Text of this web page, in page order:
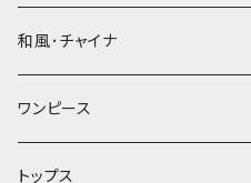
和風･チャイナ
ワンピース
トップス